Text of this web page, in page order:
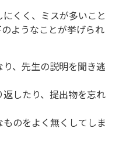
くく、ミスが多いこと
ようなことが挙げられ
、先生の説明を聞き逃
返したり、提出物を忘れ
のをよく無くしてしま